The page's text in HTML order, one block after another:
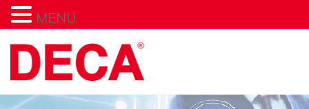
content
MENU